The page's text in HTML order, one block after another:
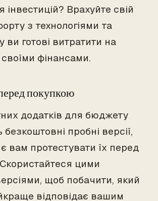
інвестицій? Врахуйте свій
з технологіями та
ви готові витратити на
фінансами.
покупкою
додатків для бюджету
пробні версії,
вам протестувати їх перед
цими
щоб побачити, який
відповідає вашим